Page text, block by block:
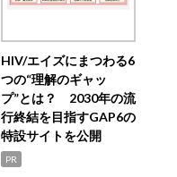
HIV/エイズにまつわる6
つの“理解のギャッ
プ”とは？ 2030年の流
行終結を目指すGAP6の
特設サイトを公開
PR